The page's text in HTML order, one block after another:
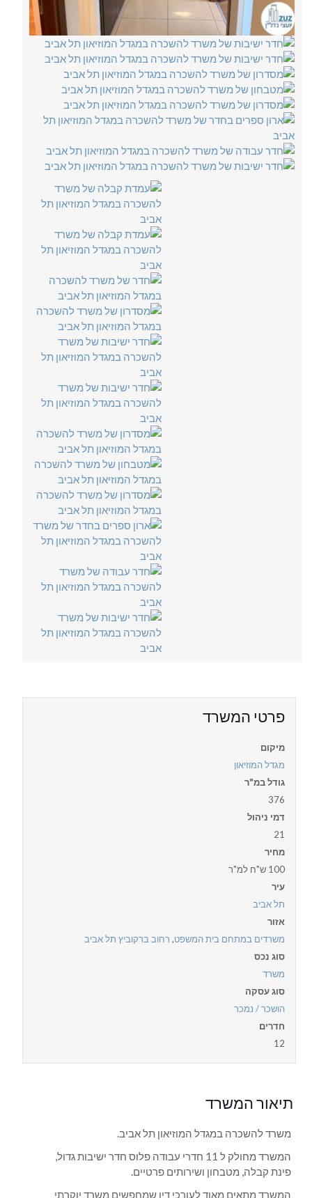
פרטי המשרד
מיקום
מגדל המוזיאון
גודל במ"ר
376
דמי ניהול
21
מחיר
100 ש"ח למ"ר
עיר
תל אביב
אזור
משרדים במתחם בית המשפט, רחוב ברקוביץ תל אביב
סוג נכס
משרד
סוג עסקה
הושכר / נמכר
חדרים
12
תיאור המשרד
משרד להשכרה במגדל המוזיאון תל אביב.
המשרד מחולק ל 11 חדרי עבודה פלוס חדר ישיבות גדול,
פינת קבלה, מטבחון ושירותים פרטיים.
המשרד מתאים מאוד לעורכי דין שמחפשים משרד יוקרתי